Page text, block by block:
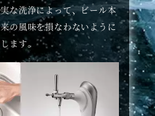
実な洗浄によって、ビール本
来の風味を損なわないように
します。